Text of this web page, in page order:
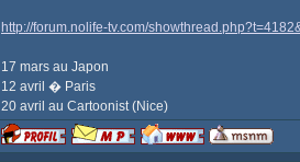
http://forum.nolife-tv.com/
17 mars au Japon
12 avril � Paris
20 avril au Cartoonist (Nice)